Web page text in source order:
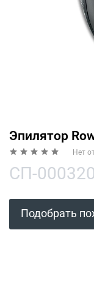
Эпилятор
Нет
СП-
Подобрать
любого
Подробнее